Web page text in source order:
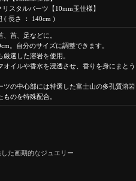
リスタルパーツ【10mm玉仕様】
( 長さ ： 140cm )
、首、足などに。
。自分のサイズに調整できます。
厳選した溶岩を使用。
オイルや香水を浸透させ、香りを身にまとう
ツの中心部には特選した富士山の多孔質溶岩
のを特殊配合。
た画期的なジュエリー